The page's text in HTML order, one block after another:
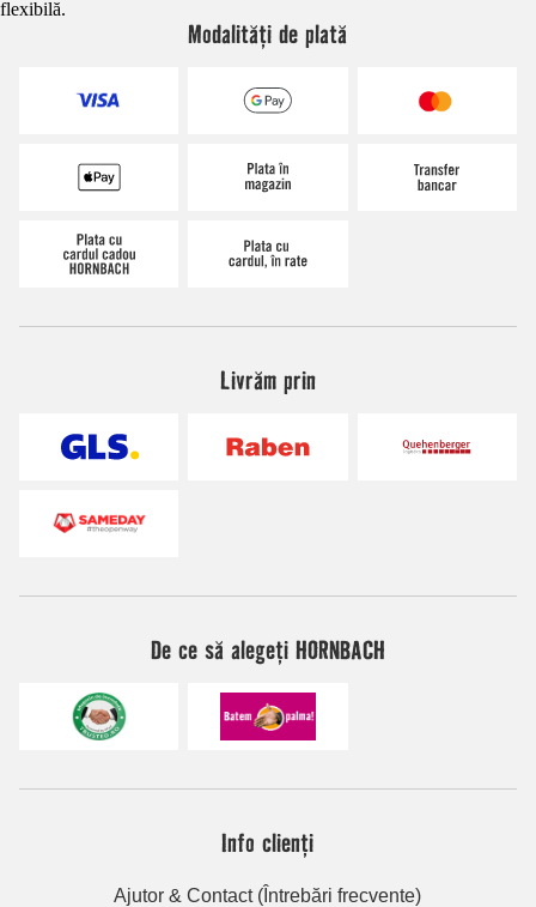
flexibilă.
Modalități de plată
Livrăm prin
De ce să alegeți HORNBACH
Info clienți
Ajutor & Contact (Întrebări frecvente)